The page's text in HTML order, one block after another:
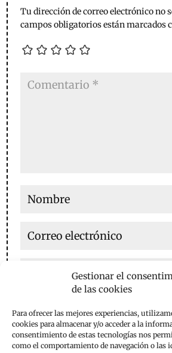
Gestionar el
de las cookies
Para ofrecer las mejores experiencias,
cookies para almacenar y/o acceder a la
consentimiento de estas tecnologías nos
como el comportamiento de navegación o las
Tu dirección de correo electrónico no
campos obligatorios están marcados
navegador para la próxima vez que
Enviar